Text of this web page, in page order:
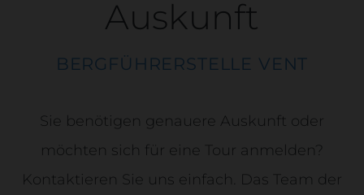
Auskunft
BERGFÜHRERSTELLE VENT
Sie benötigen genauere Auskunft oder
möchten sich für eine Tour anmelden?
Kontaktieren Sie uns einfach. Das Team der